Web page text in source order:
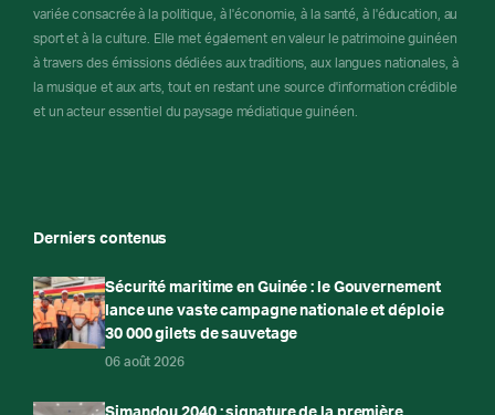
variée consacrée à la politique, à l'économie, à la santé, à l'éducation, au
sport et à la culture. Elle met également en valeur le patrimoine guinéen
à travers des émissions dédiées aux traditions, aux langues nationales, à
la musique et aux arts, tout en restant une source d'information crédible
et un acteur essentiel du paysage médiatique guinéen.
Derniers contenus
Sécurité maritime en Guinée : le Gouvernement
lance une vaste campagne nationale et déploie
30 000 gilets de sauvetage
06 août 2026